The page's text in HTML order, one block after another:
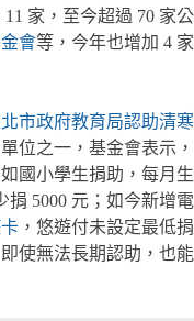
家，至今超過 70 家公
會等，今年也增加 4 家
市政府教育局認助清寒
位之一，基金會表示，
國小學生捐助，每月生
捐 5000 元；如今新增電
，悠遊付未設定最低捐
使無法長期認助，也能